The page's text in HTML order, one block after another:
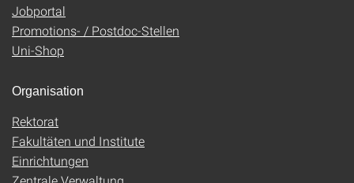
Jobportal
Promotions- / Postdoc-Stellen
Uni-Shop
Organisation
Rektorat
Fakultäten und Institute
Einrichtungen